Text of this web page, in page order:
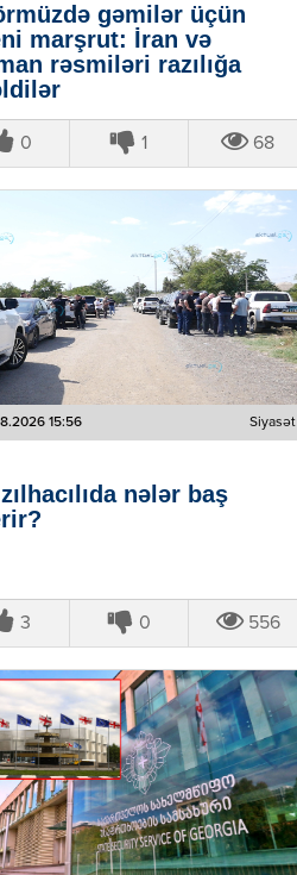
gəmilər üçün
marşrut: İran və
rəsmiləri razılığa
0 1 68
15:56 Siyasət
nələr baş
3 0 556